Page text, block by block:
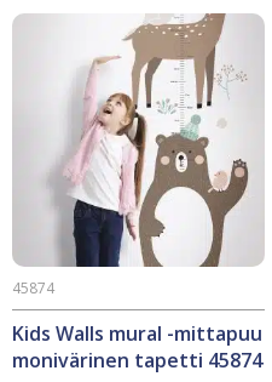
Kids Walls mural -mittapuu
monivärinen tapetti 45874
45874